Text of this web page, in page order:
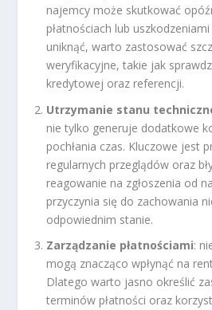
najemcy może skutkować
płatnościach lub
uniknąć, warto zastosować
weryfikacyjne, takie jak
kredytowej oraz referencji.
Utrzymanie stanu
nie tylko generuje dodatkowe
pochłania czas. Kluczowe jest
regularnych przeglądów oraz
reagowanie na zgłoszenia od
przyczynia się do zachowania
odpowiednim stanie.
Zarządzanie płatnościami:
mogą znacząco wpłynąć na
Dlatego warto jasno określić
terminów płatności oraz